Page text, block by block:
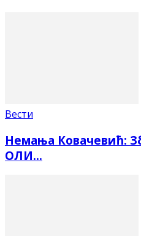
Вести
Немања Ковачевић:
ОЛИ…